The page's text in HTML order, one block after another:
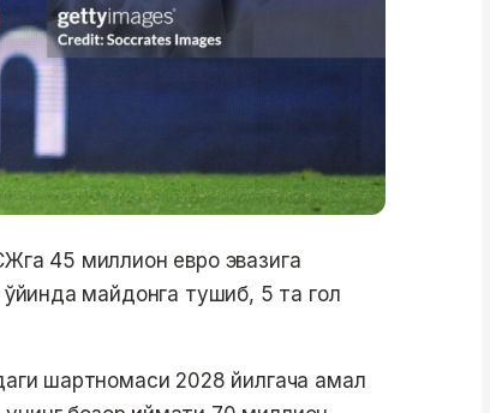
45 миллион евро эвазига
майдонга тушиб, 5 та гол
шартномаси 2028 йилгача амал